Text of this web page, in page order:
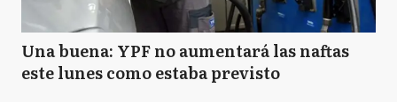
Una buena: YPF no aumentará las naftas
este lunes como estaba previsto